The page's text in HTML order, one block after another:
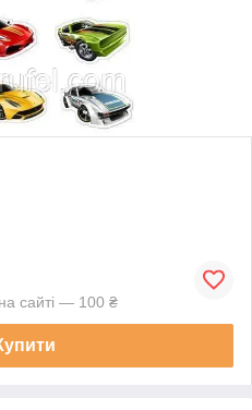
сайті — 100 ₴